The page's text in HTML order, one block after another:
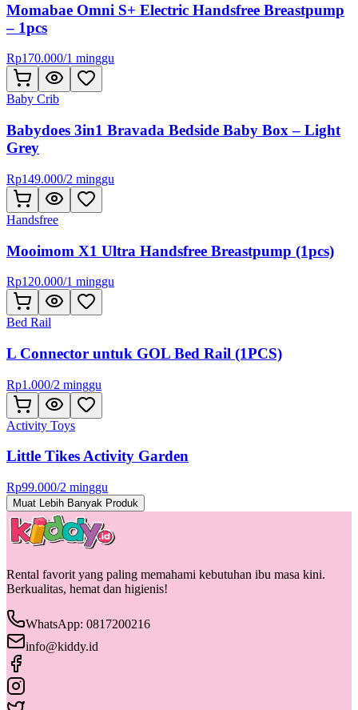
Momabae Omni S+ Electric Handsfree Breastpump
– 1pcs
Rp170.000/1 minggu
Baby Crib
Babydoes 3in1 Bravada Bedside Baby Box – Light
Grey
Rp149.000/2 minggu
Handsfree
Mooimom X1 Ultra Handsfree Breastpump (1pcs)
Rp120.000/1 minggu
Bed Rail
L Connector untuk GOL Bed Rail (1PCS)
Rp1.000/2 minggu
Activity Toys
Little Tikes Activity Garden
Rp99.000/2 minggu
Muat Lebih Banyak Produk
Rental favorit yang paling memahami kebutuhan ibu masa kini.
Berkualitas, hemat dan higienis!
WhatsApp: 0817200216
info@kiddy.id